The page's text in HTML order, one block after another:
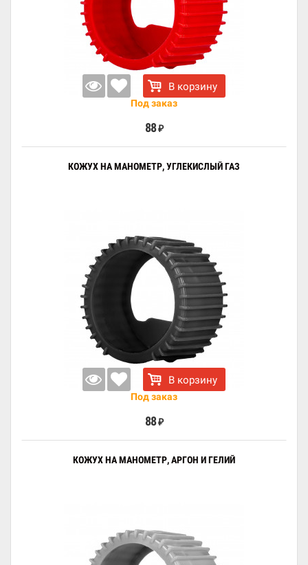
В корзину
Под заказ
88 ₽
КОЖУХ НА МАНОМЕТР, УГЛЕКИСЛЫЙ ГАЗ
В корзину
Под заказ
88 ₽
КОЖУХ НА МАНОМЕТР, АРГОН И ГЕЛИЙ